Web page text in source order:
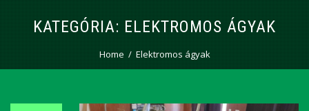
KATEGÓRIA:ELEKTROMOS ÁGYAK
Home Elektromos ágyak